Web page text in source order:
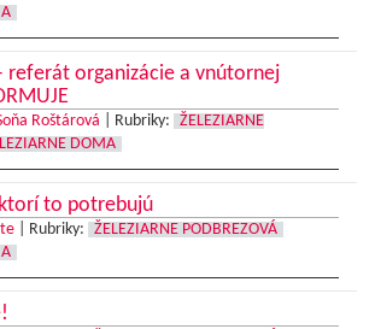
referát organizácie a vnútornej
Roštárová Rubriky:
ŽELEZIARNE
DOMA
to potrebujú
Rubriky:
ŽELEZIARNE PODBREZOVÁ